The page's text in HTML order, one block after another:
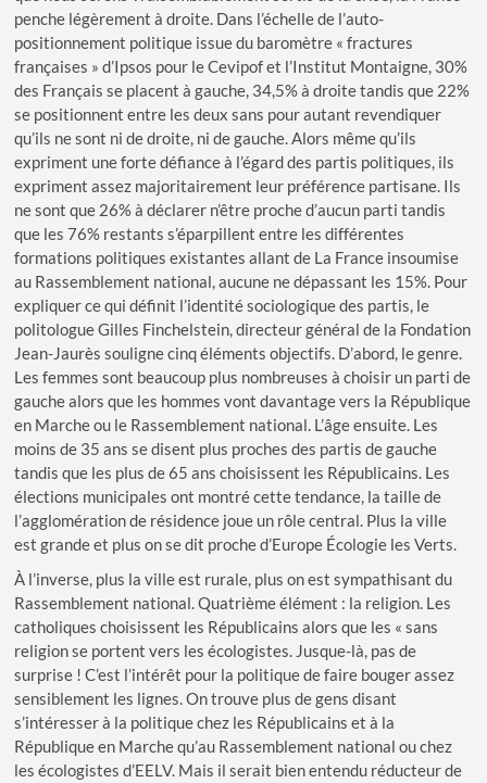
penche légèrement à droite. Dans l’échelle de l’auto-
positionnement politique issue du baromètre « fractures
françaises » d’Ipsos pour le Cevipof et l’Institut Montaigne, 30%
des Français se placent à gauche, 34,5% à droite tandis que 22%
se positionnent entre les deux sans pour autant revendiquer
qu’ils ne sont ni de droite, ni de gauche. Alors même qu’ils
expriment une forte défiance à l’égard des partis politiques, ils
expriment assez majoritairement leur préférence partisane. Ils
ne sont que 26% à déclarer n’être proche d’aucun parti tandis
que les 76% restants s’éparpillent entre les différentes
formations politiques existantes allant de La France insoumise
au Rassemblement national, aucune ne dépassant les 15%. Pour
expliquer ce qui définit l’identité sociologique des partis, le
politologue Gilles Finchelstein, directeur général de la Fondation
Jean-Jaurès souligne cinq éléments objectifs. D’abord, le genre.
Les femmes sont beaucoup plus nombreuses à choisir un parti de
gauche alors que les hommes vont davantage vers la République
en Marche ou le Rassemblement national. L’âge ensuite. Les
moins de 35 ans se disent plus proches des partis de gauche
tandis que les plus de 65 ans choisissent les Républicains. Les
élections municipales ont montré cette tendance, la taille de
l’agglomération de résidence joue un rôle central. Plus la ville
est grande et plus on se dit proche d’Europe Écologie les Verts.
À l’inverse, plus la ville est rurale, plus on est sympathisant du
Rassemblement national. Quatrième élément : la religion. Les
catholiques choisissent les Républicains alors que les « sans
religion se portent vers les écologistes. Jusque-là, pas de
surprise ! C’est l’intérêt pour la politique de faire bouger assez
sensiblement les lignes. On trouve plus de gens disant
s’intéresser à la politique chez les Républicains et à la
République en Marche qu’au Rassemblement national ou chez
les écologistes d’EELV. Mais il serait bien entendu réducteur de